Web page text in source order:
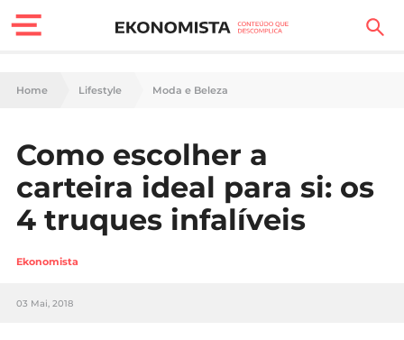
Finanças Pessoais
Carreira
Casa
Lifestyle
Sociedade
Home Lifestyle Moda e Beleza
Como escolher a
carteira ideal para si: os
4 truques infalíveis
Ekonomista
03 Mai, 2018